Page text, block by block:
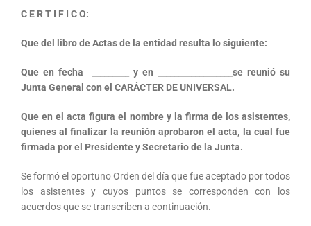
C E R T I F I C O:
Que del libro de Actas de la entidad resulta lo siguiente:
Que en fecha _________ y en __________________se reunió su
Junta General con el CARÁCTER DE UNIVERSAL.
Que en el acta figura el nombre y la firma de los asistentes,
quienes al finalizar la reunión aprobaron el acta, la cual fue
firmada por el Presidente y Secretario de la Junta.
Se formó el oportuno Orden del día que fue aceptado por todos
los asistentes y cuyos puntos se corresponden con los
acuerdos que se transcriben a continuación.